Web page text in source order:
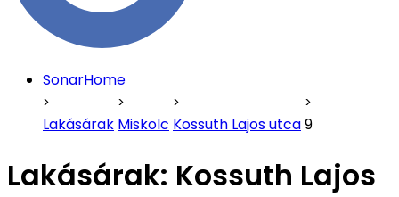
SonarHome
Lakásárak Miskolc Kossuth Lajos utca9
Lakásárak: Kossuth Lajos